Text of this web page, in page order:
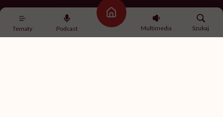
Tematy Podcast
Strona główna
Multimedia
Szukaj
Zapisz się